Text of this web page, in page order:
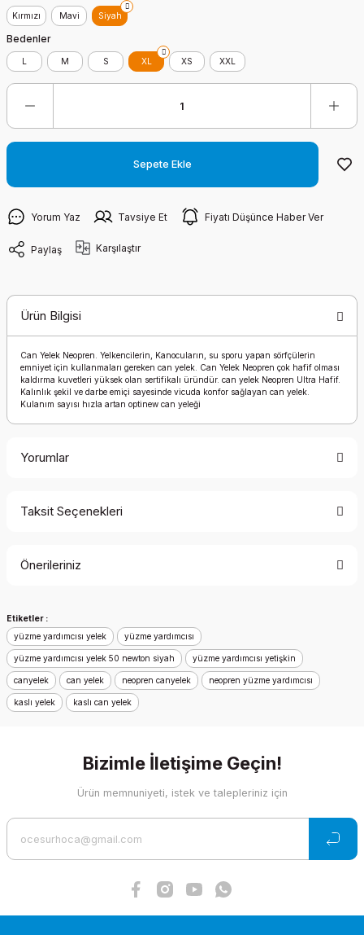
Kırmızı Mavi Siyah
Bedenler
L M S XL XS XXL
Sepete Ekle
Yorum Yaz Tavsiye Et Fiyatı Düşünce Haber Ver
Paylaş Karşılaştır
Ürün Bilgisi
Can Yelek Neopren. Yelkencilerin, Kanocuların, su sporu yapan sörfçülerin
emniyet için kullanmaları gereken can yelek. Can Yelek Neopren çok hafif olması
kaldırma kuvetleri yüksek olan sertifikalı üründür. can yelek Neopren Ultra Hafif.
Kalınlık şekil ve darbe emiçi sayesinde vicuda konfor sağlayan can yelek.
Kulanım sayısı hızla artan optinew can yeleği
Yorumlar
Taksit Seçenekleri
Önerileriniz
konularda yetersiz gördüğünüz noktaları öneri formunu
kullanarak tarafımıza iletebilirsiniz.
Görüş ve önerileriniz için teşekkür ederiz.
Ürün resmi kalitesiz, bozuk veya görüntülenemiyor.
Ürün fiyatı diğer sitelerden daha pahalı.
Bu ürüne benzer farklı alternatifler olmalı.
Gönder
Etiketler :
yüzme yardımcısı yelek
yüzme yardımcısı
yüzme yardımcısı yelek 50 newton siyah yüzme yardımcısı yetişkin
canyelek can yelek neopren canyelek neopren yüzme yardımcısı
kaslı yelek kaslı can yelek
Bizimle İletişime Geçin!
Ürün memnuniyeti, istek ve talepleriniz için